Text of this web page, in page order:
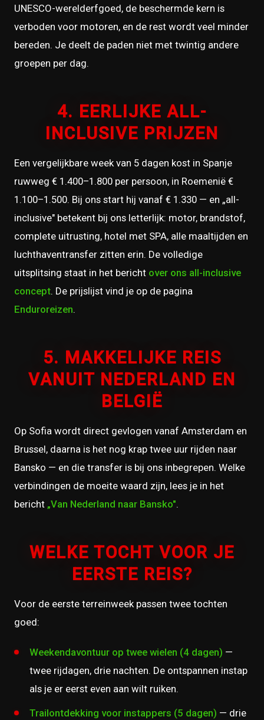
UNESCO-werelderfgoed, de beschermde kern is
verboden voor motoren, en de rest wordt veel minder
bereden. Je deelt de paden niet met twintig andere
groepen per dag.
4. EERLIJKE ALL-
INCLUSIVE PRIJZEN
Een vergelijkbare week van 5 dagen kost in Spanje
ruwweg € 1.400–1.800 per persoon, in Roemenië €
1.100–1.500. Bij ons start hij vanaf € 1.330 — en „all-
inclusive" betekent bij ons letterlijk: motor, brandstof,
complete uitrusting, hotel met SPA, alle maaltijden en
luchthaventransfer zitten erin. De volledige
uitsplitsing staat in het bericht over ons all-inclusive
concept. De prijslijst vind je op de pagina
Enduroreizen.
5. MAKKELIJKE REIS
VANUIT NEDERLAND EN
BELGIË
Op Sofia wordt direct gevlogen vanaf Amsterdam en
Brussel, daarna is het nog krap twee uur rijden naar
Bansko — en die transfer is bij ons inbegrepen. Welke
verbindingen de moeite waard zijn, lees je in het
bericht „Van Nederland naar Bansko".
WELKE TOCHT VOOR JE
EERSTE REIS?
Voor de eerste terreinweek passen twee tochten
goed:
Weekendavontuur op twee wielen (4 dagen) —
twee rijdagen, drie nachten. De ontspannen instap
als je er eerst even aan wilt ruiken.
Trailontdekking voor instappers (5 dagen) — drie